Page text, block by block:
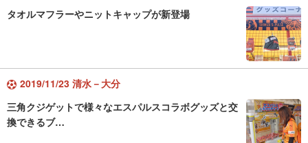
タオルマフラーやニットキャップが新登場
2019/11/23 清水－大分
三角クジゲットで様々なエスパルスコラボグッズと交
換できるブ…